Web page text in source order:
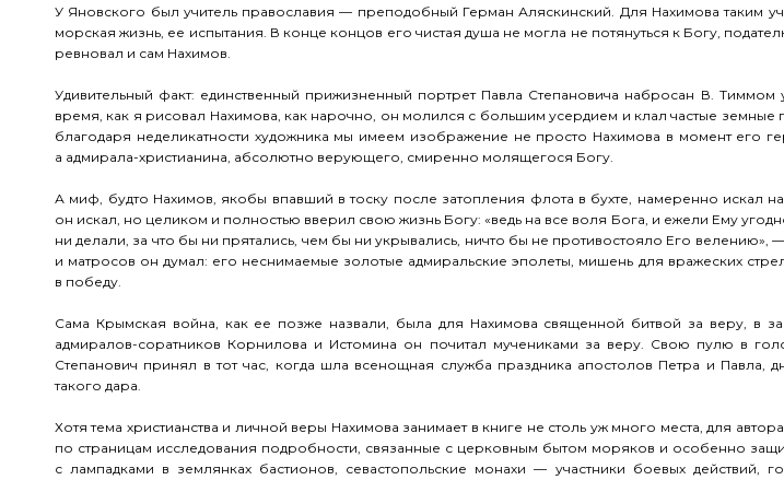
У Яновского был учитель православия — преподобный Герман Аляскинский. Для Нахимова таким
морская жизнь, ее испытания. В конце концов его чистая душа не могла не потянуться к Богу,
ревновал и сам Нахимов.
Удивительный факт: единственный прижизненный портрет Павла Степановича набросан В.
время, как я рисовал Нахимова, как нарочно, он молился с большим усердием и клал частые
благодаря неделикатности художника мы имеем изображение не просто Нахимова в момент его
а адмирала-христианина, абсолютно верующего, смиренно молящегося Богу.
А миф, будто Нахимов, якобы впавший в тоску после затопления флота в бухте, намеренно искал
он искал, но целиком и полностью вверил свою жизнь Богу: «ведь на все воля Бога, и ежели Ему
ни делали, за что бы ни прятались, чем бы ни укрывались, ничто бы не противостояло Его велению»,
и матросов он думал: его неснимаемые золотые адмиральские эполеты, мишень для вражеских
в победу.
Сама Крымская война, как ее позже назвали, была для Нахимова священной битвой за веру, в
адмиралов-соратников Корнилова и Истомина он почитал мучениками за веру. Свою пулю в
Степанович принял в тот час, когда шла всенощная служба праздника апостолов Петра и Павла,
такого дара.
Хотя тема христианства и личной веры Нахимова занимает в книге не столь уж много места, для
по страницам исследования подробности, связанные с церковным бытом моряков и особенно
с лампадками в землянках бастионов, севастопольские монахи — участники боевых действий,